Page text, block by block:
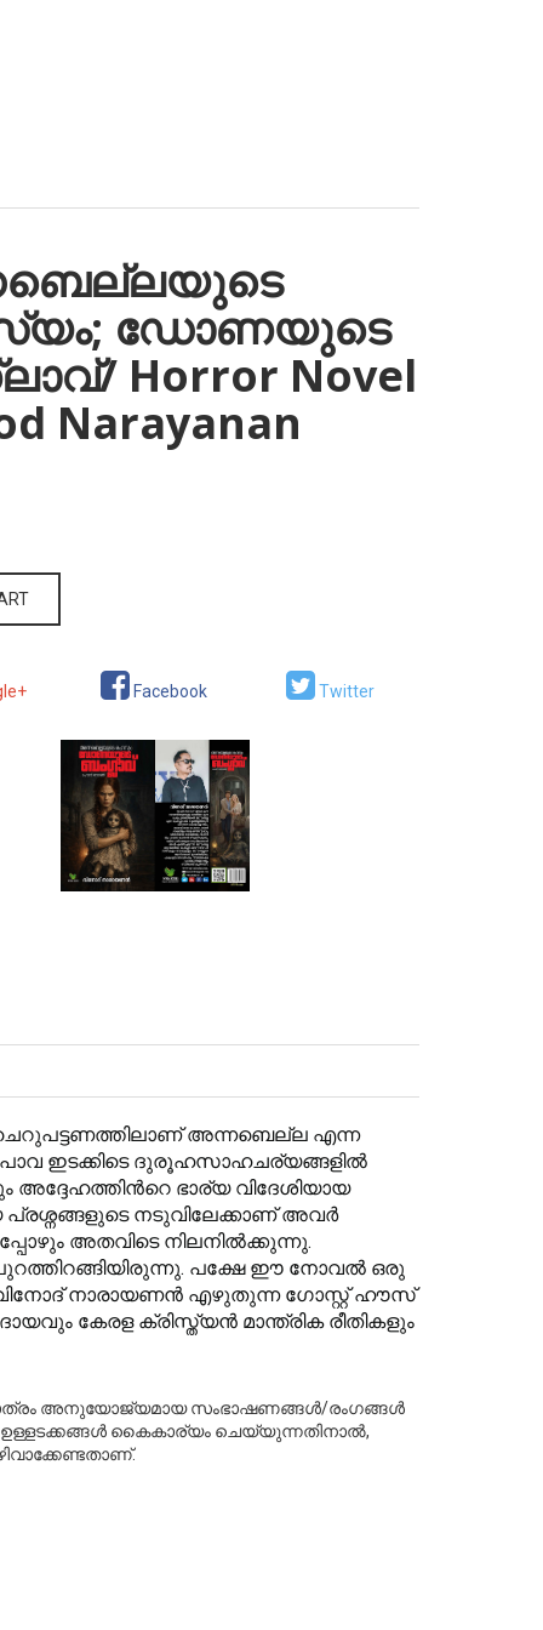
ഡോണയുടെ
Horror Novel
Narayanan
Facebook Twitter
അന്നബെല്ല എന്ന
പാവ ഇടക്കിടെ ദുരൂഹസാഹചര്യങ്ങളില്‍
ഭാര്യ വിദേശിയായ
നടുവിലേക്കാണ് അവര്‍
അതവിടെ നിലനില്‍ക്കുന്നു.
പുറത്തിറങ്ങിയിരുന്നു. പക്ഷേ ഈ നോവല്‍ ഒരു
നാരായണന്‍ എഴുതുന്ന ഗോസ്റ്റ് ഹൗസ്
കേരള ക്രിസ്ത്യന്‍ മാന്ത്രിക രീതികളും
അനുയോജ്യമായ സംഭാഷണങ്ങൾ/രംഗങ്ങൾ
ഉള്ളടക്കങ്ങൾ കൈകാര്യം ചെയ്യുന്നതിനാൽ,